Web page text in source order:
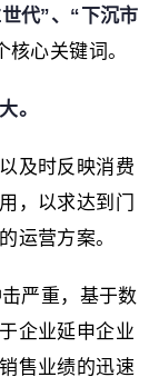
代”、“下沉市
心关键词。
。
及时反映消费
，以求达到门
运营方案。
严重，基于数
企业延申企业
售业绩的迅速